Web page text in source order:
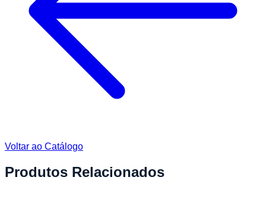
Voltar ao Catálogo
Produtos Relacionados